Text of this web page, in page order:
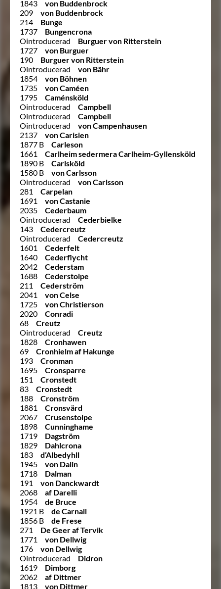
1843
von Buddenbrock
209
von Buddenbrock
214
Bunge
1737
Bungencrona
Ointroducerad
Burguer von Ritterstein
1727
von Burguer
190
Burguer von Ritterstein
Ointroducerad
von Bähr
1854
von Böhnen
1735
von Caméen
1795
Caménsköld
Ointroducerad
Campbell
Ointroducerad
Campbell
Ointroducerad
von Campenhausen
2137
von Carisien
1877 B
Carleson
1661
Carlheim sedermera Carlheim-Gyllensköld
1890 B
Carlsköld
1580 B
von Carlsson
Ointroducerad
von Carlsson
281
Carpelan
1691
von Castanie
2035
Cederbaum
Ointroducerad
Cederbielke
143
Cedercreutz
Ointroducerad
Cedercreutz
1601
Cederfelt
1640
Cederflycht
2042
Cederstam
1688
Cederstolpe
211
Cederström
2041
von Celse
1725
von Christierson
2020
Conradi
68
Creutz
Ointroducerad
Creutz
1828
Cronhawen
69
Cronhielm af Hakunge
193
Cronman
1695
Cronsparre
151
Cronstedt
83
Cronstedt
188
Cronström
1881
Cronsvärd
2067
Crusenstolpe
1898
Cunninghame
1719
Dagström
1829
Dahlcrona
183
d’Albedyhll
1945
von Dalin
1718
Dalman
191
von Danckwardt
2068
af Darelli
1954
de Bruce
1921 B
de Carnall
1856 B
de Frese
271
De Geer af Tervik
1771
von Dellwig
176
von Dellwig
Ointroducerad
Didron
1619
Dimborg
2062
af Dittmer
1813
von Dittmer